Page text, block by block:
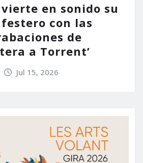
en sonido su
con las
de
a Torrent’
Jul 15, 2026